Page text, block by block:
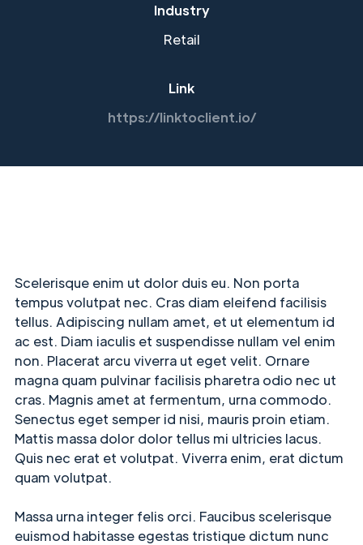
Industry
Retail
Link
https://linktoclient.io/
Scelerisque enim ut dolor duis eu. Non porta
tempus volutpat nec. Cras diam eleifend facilisis
tellus. Adipiscing nullam amet, et ut elementum id
ac est. Diam iaculis et suspendisse nullam vel enim
non. Placerat arcu viverra ut eget velit. Ornare
magna quam pulvinar facilisis pharetra odio nec ut
cras. Magnis amet at fermentum, urna commodo.
Senectus eget semper id nisi, mauris proin etiam.
Mattis massa dolor dolor tellus mi ultricies lacus.
Quis nec erat et volutpat. Viverra enim, erat dictum
quam volutpat.
Massa urna integer felis orci. Faucibus scelerisque
euismod habitasse egestas tristique dictum nunc